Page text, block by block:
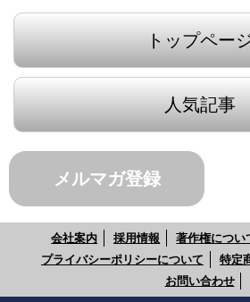
トップペー
人気記事
メルマガ登録
会社案内 採用情報 著作権につい
プライバシーポリシーについて
特定
お問い合わせ